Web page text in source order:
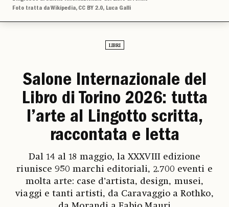
Foto tratta da Wikipedia, CC BY 2.0, Luca Galli
LIBRI
Salone Internazionale del
Libro di Torino 2026: tutta
l’arte al Lingotto scritta,
raccontata e letta
Dal 14 al 18 maggio, la XXXVIII edizione
riunisce 950 marchi editoriali, 2.700 eventi e
molta arte: case d’artista, design, musei,
viaggi e tanti artisti, da Caravaggio a Rothko,